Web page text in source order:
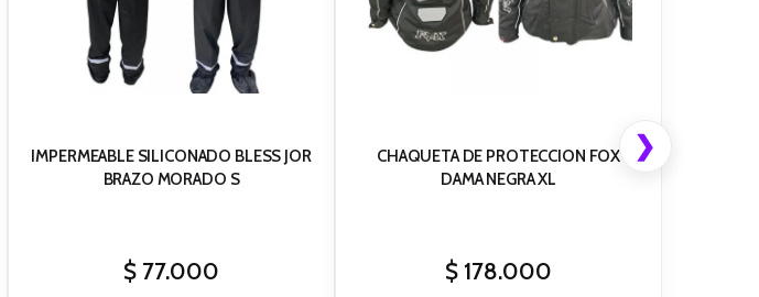
IMPERMEABLE SILICONADO BLESS JOR
BRAZO MORADO S
$ 77.000
CHAQUETA DE PROTECCION FOX
DAMA NEGRA XL
$ 178.000
❯